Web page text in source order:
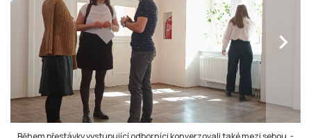
chevron_right